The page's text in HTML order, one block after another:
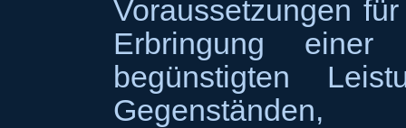
Voraussetzungen
Erbringung
begünstigten
Gegenständen,